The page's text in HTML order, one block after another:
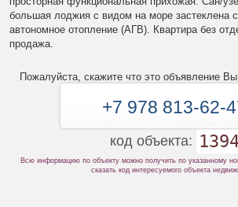
большая лоджия с видом на море застеклена
автономное отопление (АГВ). Квартира без
продажа.
Пожалуйста, скажите что это объявление
+7 978 813-62-
код объекта:
Всю информацию по объекту можно получить по указанному
сказать код интересуемого объекта